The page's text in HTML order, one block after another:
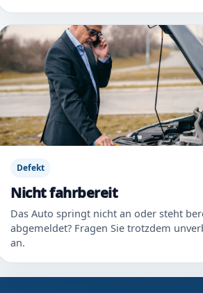
Defekt
Nicht fahrbereit
Das Auto springt nicht an oder steht
abgemeldet? Fragen Sie trotzdem
an.